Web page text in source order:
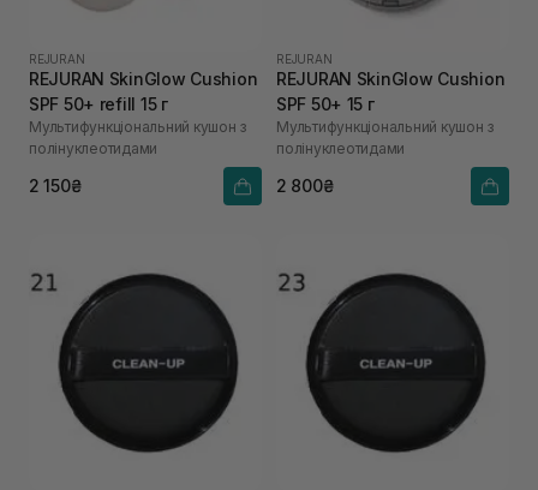
REJURAN
REJURAN SkinGlow Cushion
SPF 50+ refill 15 г
Мультифункціональний кушон з
полінуклеотидами
2 150₴
REJURAN
REJURAN SkinGlow Cushion
SPF 50+ 15 г
Мультифункціональний кушон з
полінуклеотидами
2 800₴